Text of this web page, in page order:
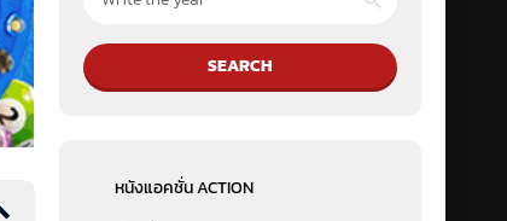
SEARCH
หนังแอคชั่น ACTION